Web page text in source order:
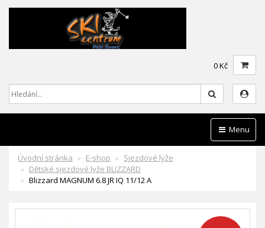
0 Kč
Menu
Úvodní stránka E-shop
Sjezdové lyže
Dětské sjezdové lyže BLIZZARD
Blizzard MAGNUM 6.8 JR IQ 11/12 A